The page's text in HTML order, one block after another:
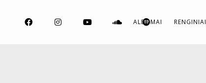
ALBUMAI RENGINIAI